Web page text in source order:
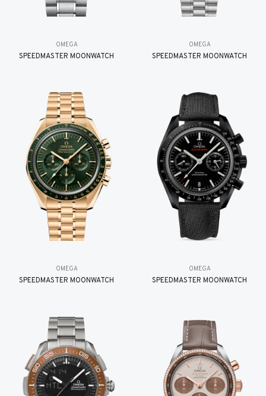
OMEGA
SPEEDMASTER MOONWATCH
OMEGA
SPEEDMASTER MOONWATCH
OMEGA
SPEEDMASTER MOONWATCH
OMEGA
SPEEDMASTER MOONWATCH